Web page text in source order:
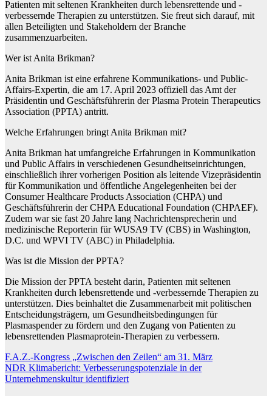
Patienten mit seltenen Krankheiten durch lebensrettende und -
verbessernde Therapien zu unterstützen. Sie freut sich darauf, mit
allen Beteiligten und Stakeholdern der Branche
zusammenzuarbeiten.
Wer ist Anita Brikman?
Anita Brikman ist eine erfahrene Kommunikations- und Public-
Affairs-Expertin, die am 17. April 2023 offiziell das Amt der
Präsidentin und Geschäftsführerin der Plasma Protein Therapeutics
Association (PPTA) antritt.
Welche Erfahrungen bringt Anita Brikman mit?
Anita Brikman hat umfangreiche Erfahrungen in Kommunikation
und Public Affairs in verschiedenen Gesundheitseinrichtungen,
einschließlich ihrer vorherigen Position als leitende Vizepräsidentin
für Kommunikation und öffentliche Angelegenheiten bei der
Consumer Healthcare Products Association (CHPA) und
Geschäftsführerin der CHPA Educational Foundation (CHPAEF).
Zudem war sie fast 20 Jahre lang Nachrichtensprecherin und
medizinische Reporterin für WUSA9 TV (CBS) in Washington,
D.C. und WPVI TV (ABC) in Philadelphia.
Was ist die Mission der PPTA?
Die Mission der PPTA besteht darin, Patienten mit seltenen
Krankheiten durch lebensrettende und -verbessernde Therapien zu
unterstützen. Dies beinhaltet die Zusammenarbeit mit politischen
Entscheidungsträgern, um Gesundheitsbedingungen für
Plasmaspender zu fördern und den Zugang von Patienten zu
lebensrettenden Plasmaprotein-Therapien zu verbessern.
Beitragsnavigation
F.A.Z.-Kongress „Zwischen den Zeilen“ am 31. März
NDR Klimabericht: Verbesserungspotenziale in der
Unternehmenskultur identifiziert